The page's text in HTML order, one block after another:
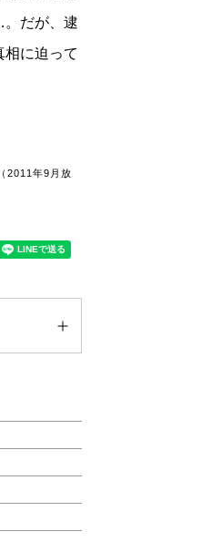
だが、逮
に迫って
2011年9月放